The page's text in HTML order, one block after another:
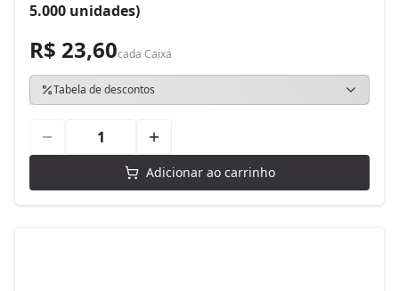
5.000 unidades)
R$ 23,60cada Caixa
Tabela de descontos
Adicionar ao carrinho